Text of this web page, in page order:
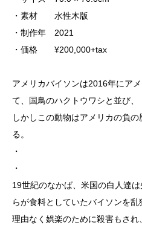
・素材 水性木版
・制作年 2021
・価格 ¥200,000+tax
アメリカバイソンは2016年にア
て、国鳥のハクトウワシと並び、
しかしこの動物はアメリカの負
る。
・
・
19世紀のなかば、米国の白人達
らが食料としていたバイソンを乱
理由なく娯楽のために殺害もさ